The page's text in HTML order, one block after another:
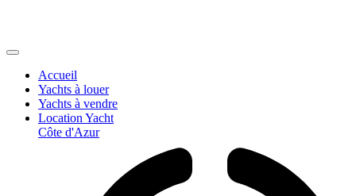
Accueil
Yachts à louer
Yachts à vendre
Location Yacht
Côte d'Azur